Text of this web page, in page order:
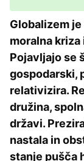
Globalizem
moralna
Pojavljajo se
gospodarski,
relativizira.
družina,
državi.
nastala in
stanje pušča